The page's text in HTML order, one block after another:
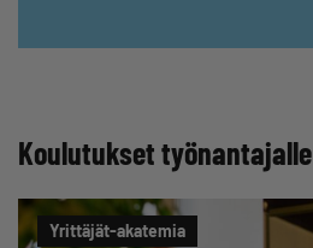
Koulutukset työnantajalle
Yrittäjät-akatemia